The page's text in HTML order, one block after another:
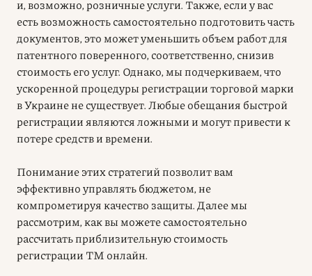
и, возможно, розничные услуги. Также, если у вас
есть возможность самостоятельно подготовить часть
документов, это может уменьшить объем работ для
патентного поверенного, соответственно, снизив
стоимость его услуг. Однако, мы подчеркиваем, что
ускоренной процедуры регистрации торговой марки
в Украине не существует. Любые обещания быстрой
регистрации являются ложными и могут привести к
потере средств и времени.
Понимание этих стратегий позволит вам
эффективно управлять бюджетом, не
компрометируя качество защиты. Далее мы
рассмотрим, как вы можете самостоятельно
рассчитать приблизительную стоимость
регистрации ТМ онлайн.